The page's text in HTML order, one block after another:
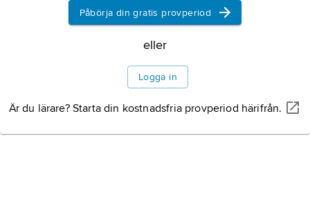
Information om artikeln
Påbörja din gratis provperiod
eller
Logga in
Är du lärare? Starta din kostnadsfria provperiod härifrån.